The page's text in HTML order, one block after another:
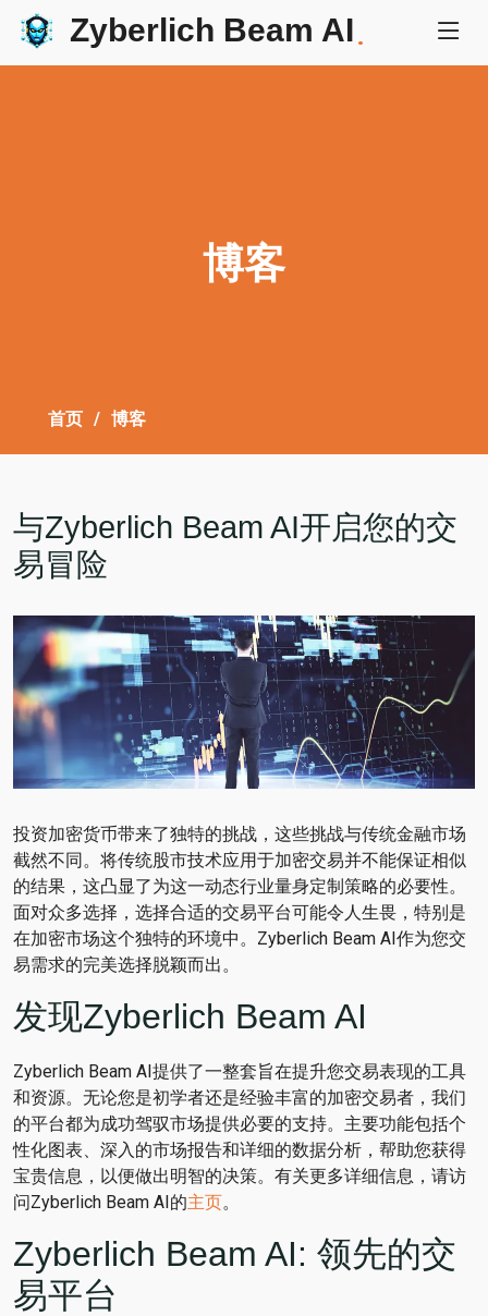
Zyberlich Beam AI.
博客
首页 博客
与Zyberlich Beam AI开启您的交
易冒险
投资加密货币带来了独特的挑战，这些挑战与传统金融市场
截然不同。将传统股市技术应用于加密交易并不能保证相似
的结果，这凸显了为这一动态行业量身定制策略的必要性。
面对众多选择，选择合适的交易平台可能令人生畏，特别是
在加密市场这个独特的环境中。Zyberlich Beam AI作为您交
易需求的完美选择脱颖而出。
发现Zyberlich Beam AI
Zyberlich Beam AI提供了一整套旨在提升您交易表现的工具
和资源。无论您是初学者还是经验丰富的加密交易者，我们
的平台都为成功驾驭市场提供必要的支持。主要功能包括个
性化图表、深入的市场报告和详细的数据分析，帮助您获得
宝贵信息，以便做出明智的决策。有关更多详细信息，请访
问Zyberlich Beam AI的主页。
Zyberlich Beam AI: 领先的交
易平台